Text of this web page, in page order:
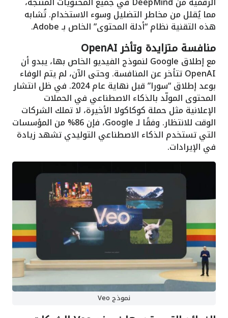
مما يُقلل من مخاطر التضليل وسوء الاستخدام. تُشابه
هذه التقنية نظام “أدلة المحتوى” الخاص بـ Adobe.
منافسة متزايدة وتأخر OpenAI
مع إطلاق Google لنموذج الفيديو الخاص بها، يبدو أن
OpenAI تتأخر عن المنافسة. وحتى الآن، لم يتم الوفاء
بوعد إطلاق “سورا” قبل نهاية عام 2024. في ظل انتشار
المحتوى المولّد بالذكاء الاصطناعي في الحملات
الإعلانية مثل حملة كوكاكولا الأخيرة، لا تملك الشركات
الوقت للانتظار. وفقًا لـ Google، فإن 86% من المؤسسات
التي تستخدم الذكاء الاصطناعي التوليدي تشهد زيادة
في الإيرادات.
نموذج Veo